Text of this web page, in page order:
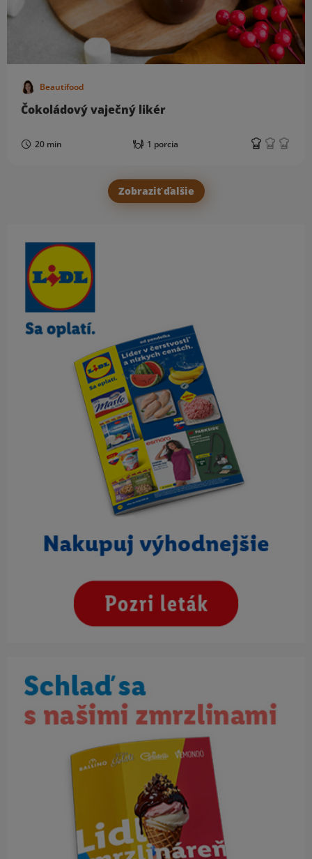
Beautifood
Čokoládový vaječný likér
20 min 1 porcia
Zobraziť ďalšie